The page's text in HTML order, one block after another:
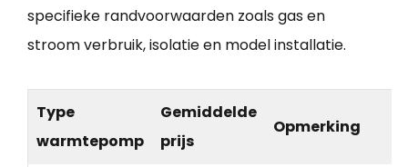
specifieke randvoorwaarden zoals gas en
stroom verbruik, isolatie en model installatie.
Type
warmtepomp
Gemiddelde
prijs
Opmerking